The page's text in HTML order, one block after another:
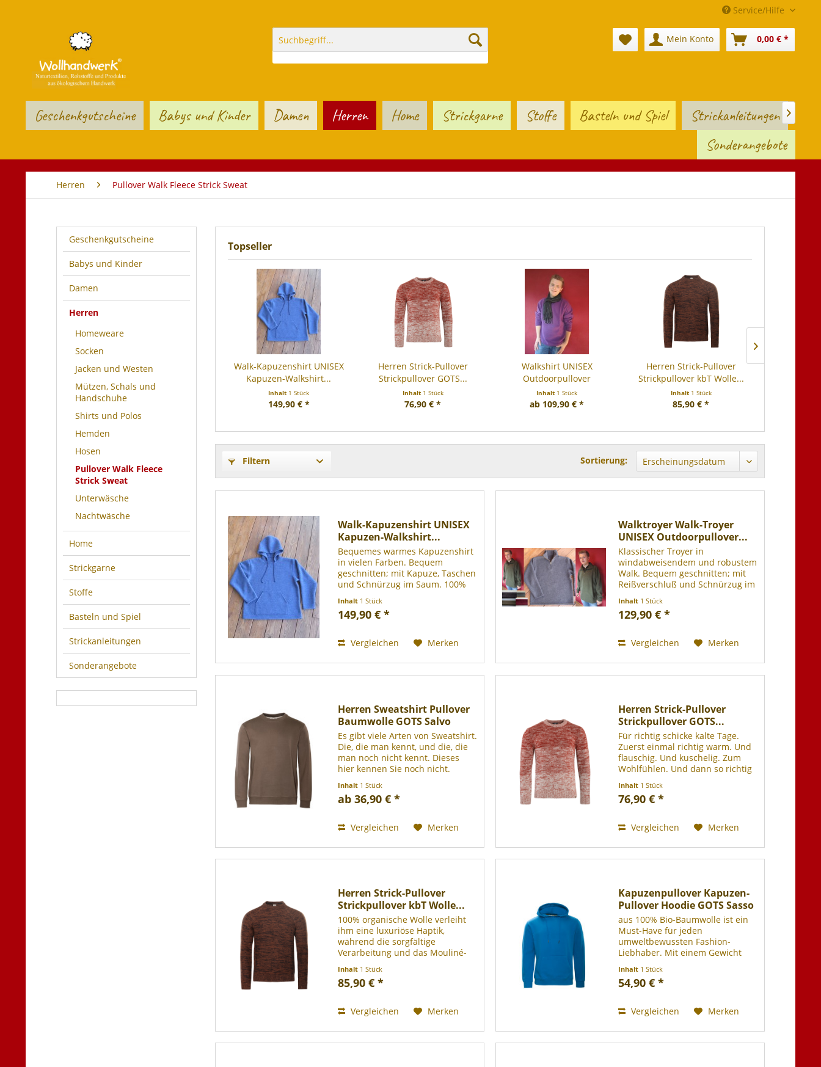
Service/Hilfe
Mein Konto 0,00 € *
Geschenkgutscheine Babys und Kinder Damen Herren Home Strickgarne Stoffe Basteln und Spiel
Strickanleitungen
Sonderangebote

Herren Pullover Walk Fleece Strick Sweat
Geschenkgutscheine
Babys und Kinder
Damen
Herren
Homeweare
Socken
Jacken und Westen
Mützen, Schals und
Handschuhe
Shirts und Polos
Hemden
Hosen
Pullover Walk Fleece
Strick Sweat
Unterwäsche
Nachtwäsche
Home
Strickgarne
Stoffe
Basteln und Spiel
Strickanleitungen
Sonderangebote
Topseller
Walk-Kapuzenshirt UNISEX
Kapuzen-Walkshirt...
Inhalt 1 Stück
149,90 € *
Herren Strick-Pullover
Strickpullover GOTS...
Inhalt 1 Stück
76,90 € *
Walkshirt UNISEX
Outdoorpullover
Inhalt 1 Stück
ab 109,90 € *
Herren Strick-Pullover
Strickpullover kbT Wolle...
Inhalt 1 Stück
85,90 € *
Filtern Sortierung:
Walk-Kapuzenshirt UNISEX
Kapuzen-Walkshirt...
Bequemes warmes Kapuzenshirt
in vielen Farben. Bequem
geschnitten; mit Kapuze, Taschen
und Schnürzug im Saum. 100%
frei), bei 30° Grad im
Wollwaschgang waschbar.
Inhalt 1 Stück
149,90 € *
Vergleichen Merken
Walktroyer Walk-Troyer
UNISEX Outdoorpullover...
Klassischer Troyer in
windabweisendem und robustem
Walk. Bequem geschnitten; mit
Reißverschluß und Schnürzug im
Mulesing frei); bei 30° Grad im
Wollwaschgang waschbar.
Inhalt 1 Stück
129,90 € *
Vergleichen Merken
Herren Sweatshirt Pullover
Baumwolle GOTS Salvo
Es gibt viele Arten von Sweatshirt.
Die, die man kennt, und die, die
man noch nicht kennt. Dieses
hier kennen Sie noch nicht.
bequem. Auf der Innenseite
schön sanft, mit einer angenehm
Inhalt 1 Stück
ab 36,90 € *
Vergleichen Merken
Herren Strick-Pullover
Strickpullover GOTS...
Für richtig schicke kalte Tage.
Zuerst einmal richtig warm. Und
flauschig. Und kuschelig. Zum
Wohlfühlen. Und dann so richtig
raffiniertem Strickmuster. Das nie
unpassend ist. Welcher Stil und
Inhalt 1 Stück
76,90 € *
Vergleichen Merken
Herren Strick-Pullover
Strickpullover kbT Wolle...
100% organische Wolle verleiht
ihm eine luxuriöse Haptik,
während die sorgfältige
Verarbeitung und das Mouliné-
anspruchsvollen Stil ausdrücken.
Die 1x1 Rippe an Kragen und
stilvoll...
Inhalt 1 Stück
85,90 € *
Vergleichen Merken
Kapuzenpullover Kapuzen-
Pullover Hoodie GOTS Sasso
aus 100% Bio-Baumwolle ist ein
Must-Have für jeden
umweltbewussten Fashion-
Liebhaber. Mit einem Gewicht
angenehmes Tragegefühl und ist
dabei dennoch robust und
sorgt für eine...
Inhalt 1 Stück
54,90 € *
Vergleichen Merken